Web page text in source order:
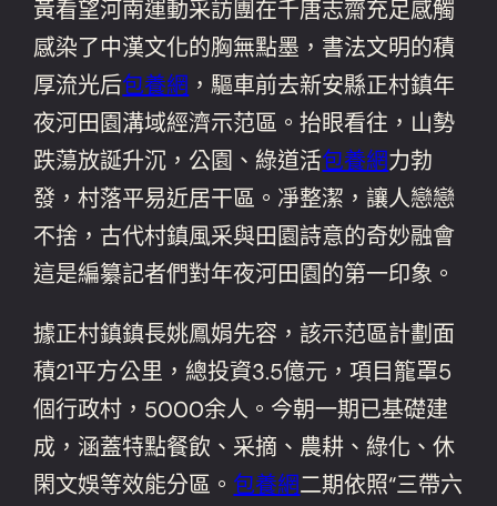
黃看望河南運動采訪團在千唐志齋充足感觸
感染了中漢文化的胸無點墨，書法文明的積
厚流光后包養網 ，驅車前去新安縣正村鎮年
夜河田園溝域經濟示范區。抬眼看往，山勢
跌蕩放誕升沉，公園、綠道活包養網力勃
發，村落平易近居干區。凈整潔，讓人戀戀
不捨，古代村鎮風采與田園詩意的奇妙融會
這是編纂記者們對年夜河田園的第一印象。
據正村鎮鎮長姚鳳娟先容，該示范區計劃面
積21平方公里，總投資3.5億元，項目籠罩5
個行政村，5000余人。今朝一期已基礎建
成，涵蓋特點餐飲、采摘、農耕、綠化、休
閑文娛等效能分區。 包養網二期依照“三帶六